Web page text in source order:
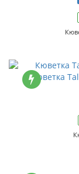
Кюветка